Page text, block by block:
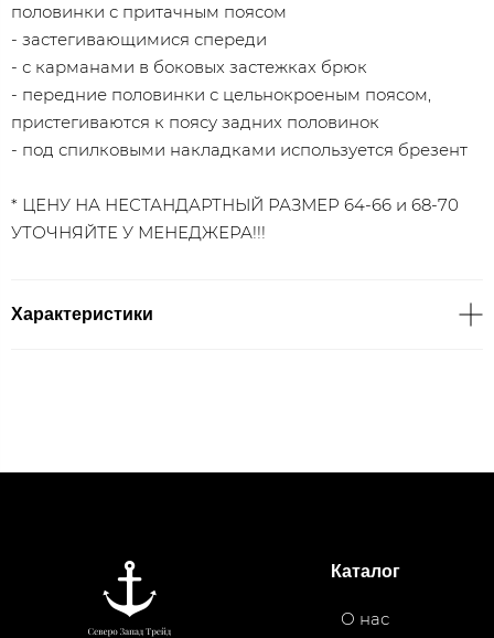
половинки с притачным поясом
- застегивающимися спереди
- с карманами в боковых застежках брюк
- передние половинки с цельнокроеным поясом,
пристегиваются к поясу задних половинок
- под спилковыми накладками используется брезент
* ЦЕНУ НА НЕСТАНДАРТНЫЙ РАЗМЕР 64-66 и 68-70
УТОЧНЯЙТЕ У МЕНЕДЖЕРА!!!
Характеристики
Каталог
О нас